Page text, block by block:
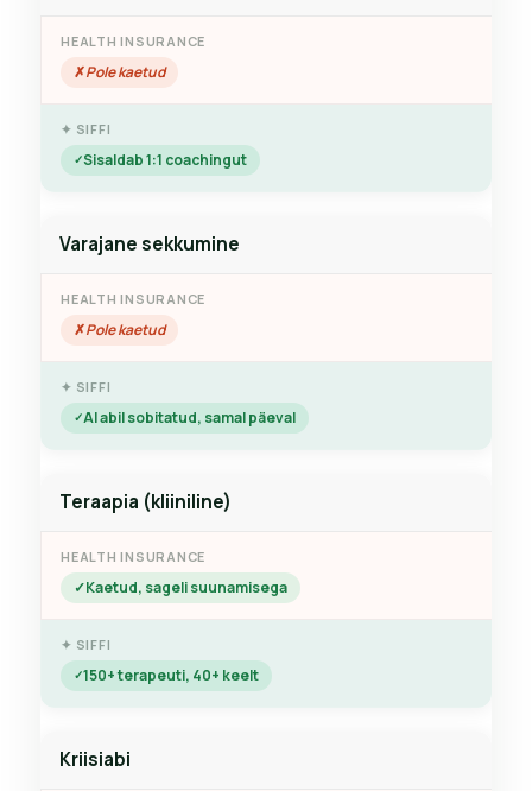
Pole kaetud
Sisaldab 1:1 coachingut
Varajane sekkumine
Pole kaetud
AI abil sobitatud, samal päeval
Teraapia (kliiniline)
Kaetud, sageli suunamisega
150+ terapeuti, 40+ keelt
Kriisiabi